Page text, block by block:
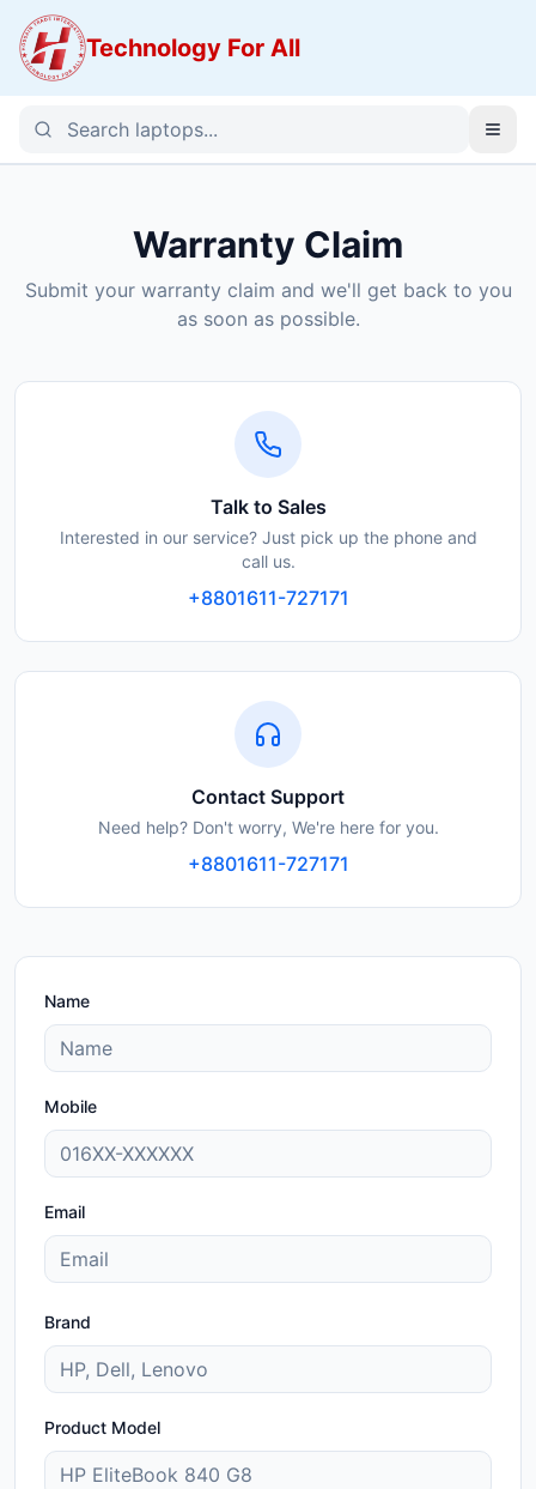
Technology For All
Warranty Claim
Submit your warranty claim and we'll get back to you
as soon as possible.
Talk to Sales
Interested in our service? Just pick up the phone and
call us.
+8801611-727171
Contact Support
Need help? Don't worry, We're here for you.
+8801611-727171
Name
Mobile
Email
Brand
Product Model